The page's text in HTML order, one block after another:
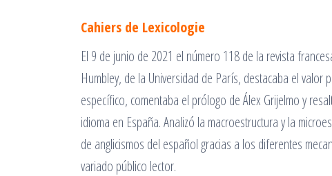
Cahiers de Lexicologie
El 9 de junio de 2021 el número 118 de la revista
Humbley, de la Universidad de París, destacaba el
específico, comentaba el prólogo de Álex Grijelmo y
idioma en España. Analizó la macroestructura y la
de anglicismos del español gracias a los diferentes
variado público lector.